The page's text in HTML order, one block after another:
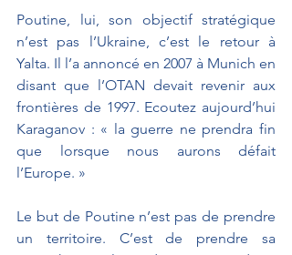
Poutine, lui, son objectif stratégique
n’est pas l’Ukraine, c’est le retour à
Yalta. Il l’a annoncé en 2007 à Munich en
disant que l’OTAN devait revenir aux
frontières de 1997. Ecoutez aujourd’hui
Karaganov : « la guerre ne prendra fin
que lorsque nous aurons défait
l’Europe. »
Le but de Poutine n’est pas de prendre
un territoire. C’est de prendre sa